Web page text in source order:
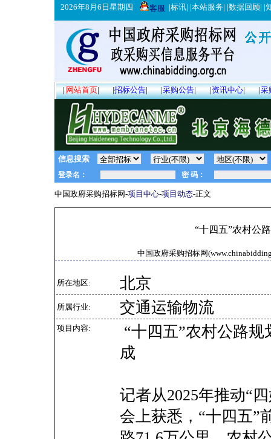
2026年8月6日星期四 客服 |标讯| |本站服务| |数据回顾| |
|网站首页| |招标公告| |采购公告| |资讯中心| |采
信息搜索
中国政府采购招标网-项目中心-项目动态-正文
“十四五”农村公
中国政府采购招标网
所在地区: 北京
所属行业: 交通运输物流
项目内容:
“十四五”农村公路
成
记者从2025年推动“
会上获悉，“十四五”